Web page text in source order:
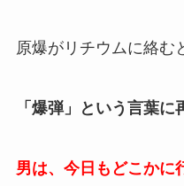
原爆がリチウムに絡む
「爆弾」という言葉に
男は、今日もどこかに